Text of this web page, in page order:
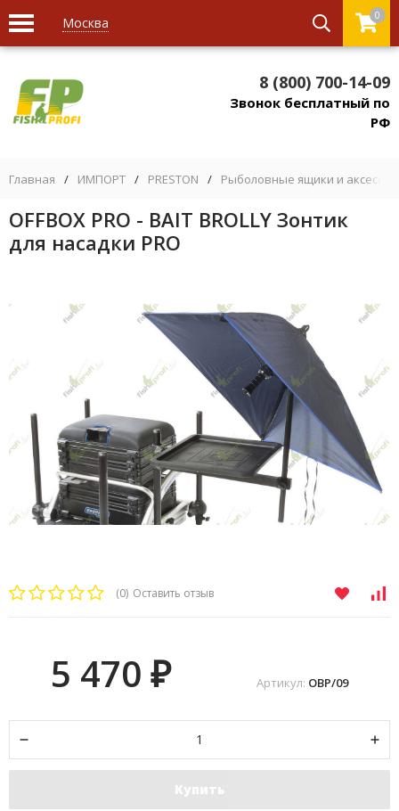
Москва 0
8 (800) 700-14-09
Звонок бесплатный по
РФ
Главная / ИМПОРТ / PRESTON / Рыболовные ящики и
OFFBOX PRO - BAIT BROLLY Зонтик
для насадки PRO
(0) Оставить отзыв
Артикул: OBP/09
5 470₽
Купить